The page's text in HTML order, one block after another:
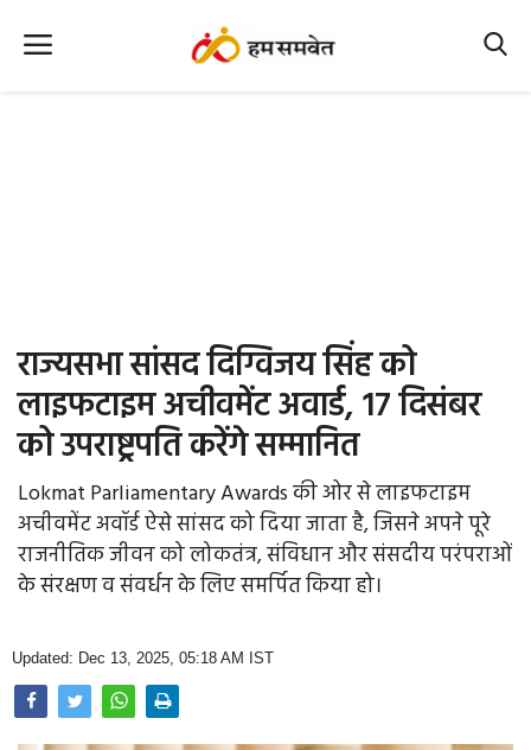
Office Office
Political Gossips
Farm & Food
Opinion
Photo Gallery
Home
राज्यसभा सांसद दिग्विजय सिंह को
लाइफटाइम अचीवमेंट अवार्ड, 17 दिसंबर
को उपराष्ट्रपति करेंगे सम्मानित
Lokmat Parliamentary Awards की ओर से लाइफटाइम
अचीवमेंट अवॉर्ड ऐसे सांसद को दिया जाता है, जिसने अपने पूरे
राजनीतिक जीवन को लोकतंत्र, संविधान और संसदीय परंपराओं
के संरक्षण व संवर्धन के लिए समर्पित किया हो।
Updated: Dec 13, 2025, 05:18 AM IST